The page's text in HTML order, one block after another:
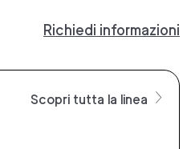
Richiedi informazioni
Scopri tutta la linea